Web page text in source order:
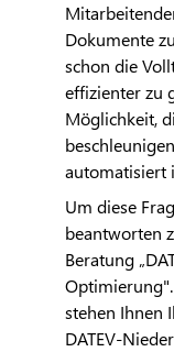
Dokumente
schon die
effizienter zu
Möglichkeit,
automatisiert
Um diese
beantworten
Beratung „
stehen Ihnen
DATEV-